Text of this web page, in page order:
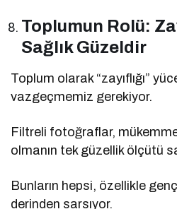
Toplumun Rolü:
Sağlık Güzeldir
Toplum olarak “zayıflığı”
vazgeçmemiz gerekiyor.
Filtreli fotoğraflar,
olmanın tek güzellik ölçütü
Bunların hepsi, özellikle genç
derinden sarsıyor.